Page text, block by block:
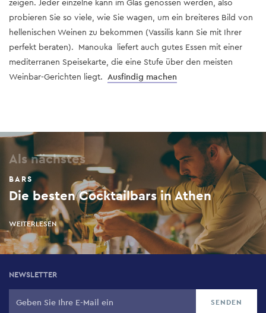
zeigen. Jeder einzelne kann im Glas genossen werden, also
probieren Sie so viele, wie Sie wagen, um ein breiteres Bild von
hellenischen Weinen zu bekommen (Vassilis kann Sie mit Ihrer
perfekt beraten). Manouka liefert auch gutes Essen mit einer
mediterranen Speisekarte, die eine Stufe über den meisten
Weinbar-Gerichten liegt. Ausfindig machen
Als nächstes
BARS
Die besten Cocktailbars in Athen
WEITERLESEN
NEWSLETTER